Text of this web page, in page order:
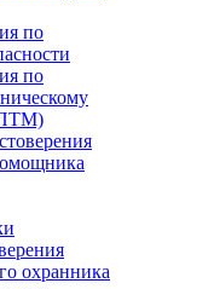
по
по
охранника